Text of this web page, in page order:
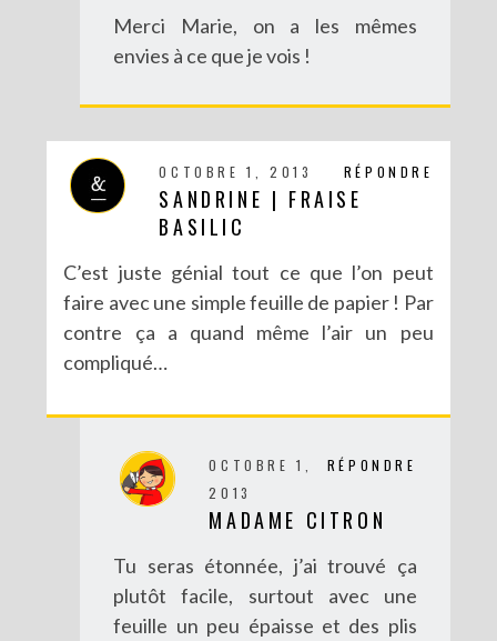
Merci Marie, on a les mêmes
envies à ce que je vois !
RÉPONDRE
OCTOBRE 1, 2013
SANDRINE | FRAISE
BASILIC
C’est juste génial tout ce que l’on peut
faire avec une simple feuille de papier ! Par
contre ça a quand même l’air un peu
compliqué…
RÉPONDRE
OCTOBRE 1,
2013
MADAME CITRON
Tu seras étonnée, j’ai trouvé ça
plutôt facile, surtout avec une
feuille un peu épaisse et des plis